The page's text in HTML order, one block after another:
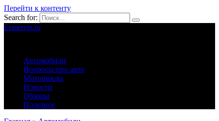
Перейти к контенту
Search for:
Eraservis.ru
Автомобили
Вопросы про авто
Мотоциклы
Новости
Обзоры
Полезное